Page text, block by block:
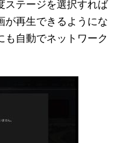
ステージを選択すれば
が再生できるようにな
も自動でネットワーク